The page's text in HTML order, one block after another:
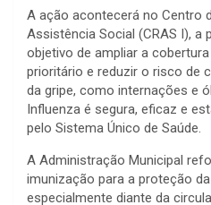
A ação acontecerá no Centro
Assistência Social (CRAS I), a
objetivo de ampliar a
prioritário e reduzir o risco de
da gripe, como internações e
Influenza é segura, eficaz e
pelo Sistema Único de Saúde.
A Administração Municipal
imunização para a proteção
especialmente diante da